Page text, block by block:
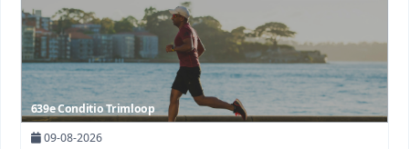
639e Conditio Trimloop
09-08-2026